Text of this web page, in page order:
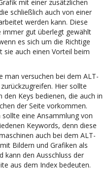
mit einer zusätzlichen
schließlich auch von einer
werden kann. Diese
immer gut überlegt gewählt
es sich um die Richtige
sie auch einen Vorteil beim
man versuchen bei dem ALT-
Hier sollte
den Keys bedienen, die auch in
der Seite vorkommen.
eine Ansammlung von
Keywords, denn diese
auch bei dem ALT-
Bildern und Grafiken als
kann den Ausschluss der
aus dem Index bedeuten.